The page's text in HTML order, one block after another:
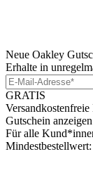
Neue Oakley
Erhalte in
GRATIS
Gutschein anzeigen
Für alle
Mindestbestellwert: